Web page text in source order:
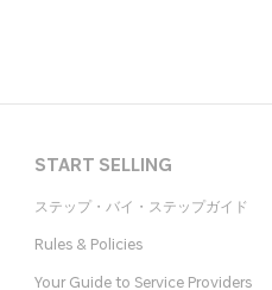
START SELLING
ステップ・バイ・ステップガイド
Rules & Policies
Your Guide to Service Providers